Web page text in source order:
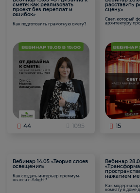
смете: как реализовать
проект без переплат и
ошибок»
Как подготовить грамотную смету?
44 1095
расставить
сцену»
Свет, который
архитектуру
15
Вебинар 14.05 «Теория слоев
освещения»
Как создать интерьер премиум-
класса с Arlight?
Вебинар
нажатием
Как
комнату в доме